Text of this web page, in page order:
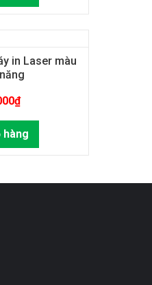
in Laser màu
₫
hàng